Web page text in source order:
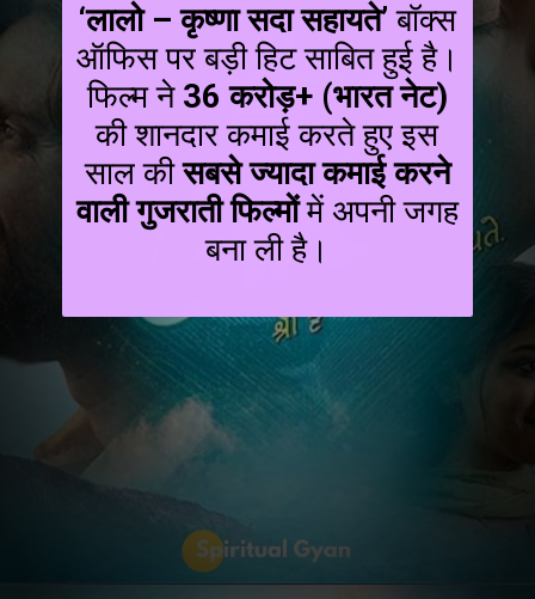
‘लालो – कृष्णा सदा सहायते’ बॉक्स
ऑफिस पर बड़ी हिट साबित हुई है।
फिल्म ने ₹36 करोड़+ (भारत नेट)
की शानदार कमाई करते हुए इस
साल कीसबसे ज्यादा कमाई करने
वाली गुजराती फिल्मोंमें अपनी जगह
बना ली है।